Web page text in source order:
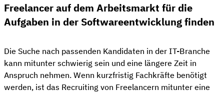
Freelancer auf dem Arbeitsmarkt für die
Aufgaben in der Softwareentwicklung finden
Die Suche nach passenden Kandidaten in der IT-Branche
kann mitunter schwierig sein und eine längere Zeit in
Anspruch nehmen. Wenn kurzfristig Fachkräfte benötigt
werden, ist das Recruiting von Freelancern mitunter eine